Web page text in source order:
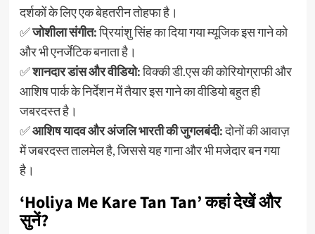
दर्शकों के लिए एक बेहतरीन तोहफा है।
✅जोशीला संगीत:प्रियांशु सिंह का दिया गया म्यूजिक इस गाने को
और भी एनर्जेटिक बनाता है।
✅शानदार डांस और वीडियो:विक्की डी.एस की कोरियोग्राफी और
आशिष पार्क के निर्देशन में तैयार इस गाने का वीडियो बहुत ही
जबरदस्त है।
✅आशिष यादव और अंजलि भारती की जुगलबंदी:दोनों की आवाज़
में जबरदस्त तालमेल है, जिससे यह गाना और भी मजेदार बन गया
है।
‘Holiya Me Kare Tan Tan’ कहां देखें और
सुनें?